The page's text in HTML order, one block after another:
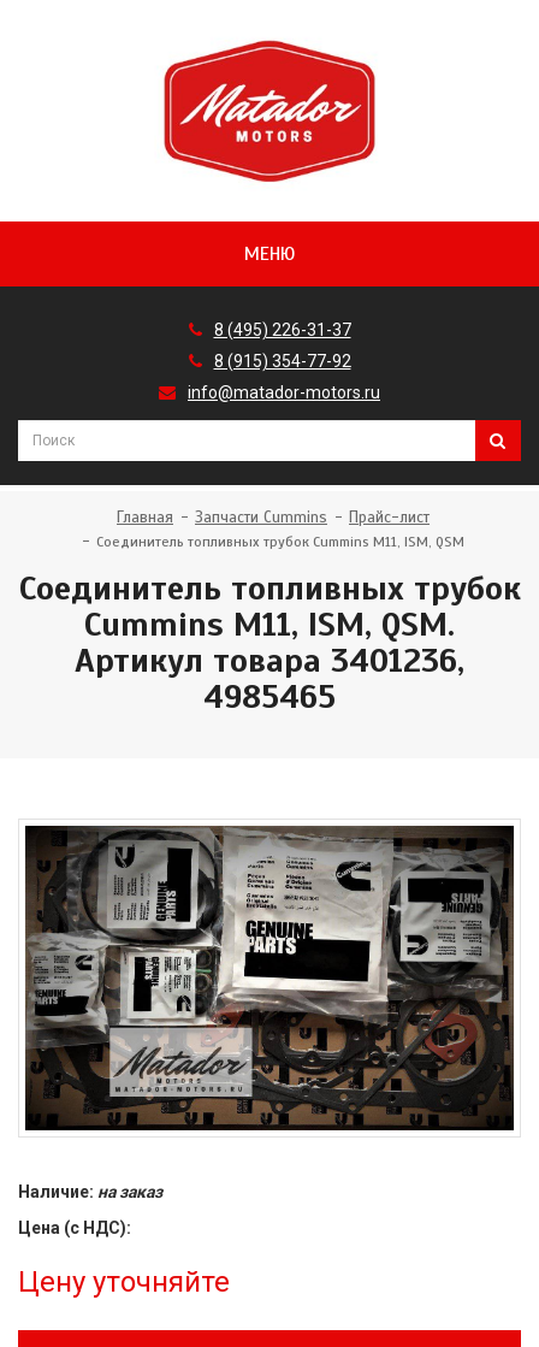
МЕНЮ
8 (495) 226-31-37
8 (915) 354-77-92
info@matador-motors.ru
Главная Запчасти Cummins Прайс-лист
Соединитель топливных трубок Cummins M11, ISM, QSM
Соединитель топливных трубок
Cummins M11, ISM, QSM.
Артикул товара 3401236,
4985465
Наличие: на заказ
Цена (с НДС):
Цену уточняйте